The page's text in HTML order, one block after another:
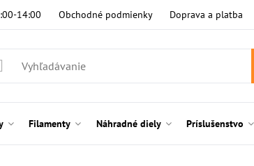
14:00 Obchodné podmienky Doprava a platba
Filamenty Náhradné diely Príslušenstvo